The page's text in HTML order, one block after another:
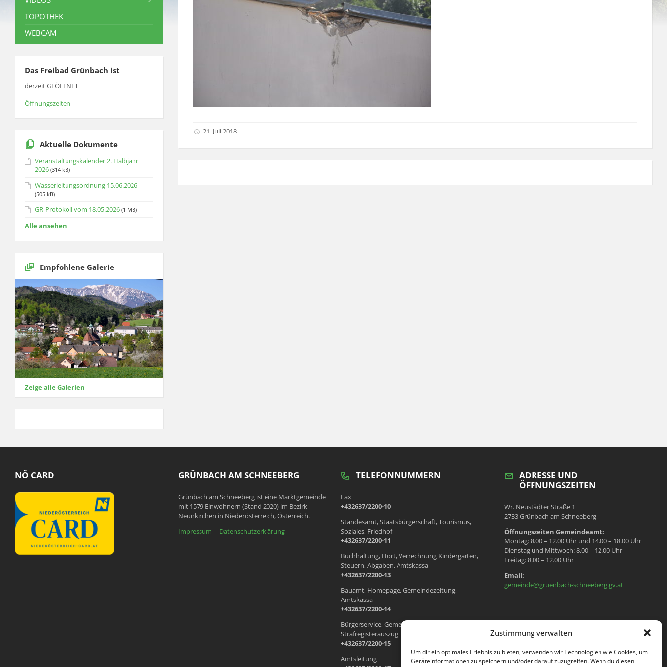
Zustimmung verwalten
Um dir ein optimales Erlebnis zu bieten, verwenden wir Technologien wie Cookies, um
Geräteinformationen zu speichern und/oder darauf zuzugreifen. Wenn du diesen
21. Juli 2018
TOPOTHEK
WEBCAM
Das Freibad Grünbach ist
derzeit GEÖFFNET
Öffnungszeiten
Aktuelle Dokumente
Veranstaltungskalender 2. Halbjahr
2026 (314 kB)
Wasserleitungsordnung 15.06.2026
(505 kB)
GR-Protokoll vom 18.05.2026 (1 MB)
Alle ansehen
Empfohlene Galerie
Zeige alle Galerien
NÖ CARD GRÜNBACH AM SCHNEEBERG
Grünbach am Schneeberg ist eine Marktgemeinde
mit 1579 Einwohnern (Stand 2020) im Bezirk
Neunkirchen in Niederösterreich, Österreich.
Impressum
Datenschutzerklärung
TELEFONNUMMERN
Fax
+432637/2200-10
Standesamt, Staatsbürgerschaft, Tourismus,
Soziales, Friedhof
+432637/2200-11
Buchhaltung, Hort, Verrechnung Kindergarten,
Steuern, Abgaben, Amtskassa
+432637/2200-13
Bauamt, Homepage, Gemeindezeitung,
Amtskassa
+432637/2200-14
Bürgerservice, Gemeindewohnungen, Meldeamt,
Strafregisterauszug
+432637/2200-15
Amtsleitung
ADRESSE UND
ÖFFNUNGSZEITEN
Wr. Neustädter Straße 1
2733 Grünbach am Schneeberg
Öffnungszeiten Gemeindeamt:
Montag: 8.00 – 12.00 Uhr und 14.00 – 18.00 Uhr
Dienstag und Mittwoch: 8.00 – 12.00 Uhr
Freitag: 8.00 – 12.00 Uhr
Email:
gemeinde@gruenbach-schneeberg.gv.at